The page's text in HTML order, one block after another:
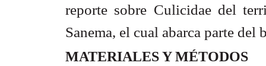
reporte sobre Culicidae del
Sanema, el cual abarca parte
MATERIALES Y MÉTODOS